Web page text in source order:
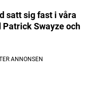
satt sig fast i våra
Patrick Swayze och